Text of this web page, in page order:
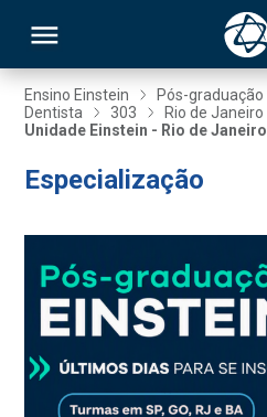
Ensino Einstein Pós-graduação
Dentista
303
Rio de Janeiro
Unidade Einstein - Rio de Janeiro
Especialização